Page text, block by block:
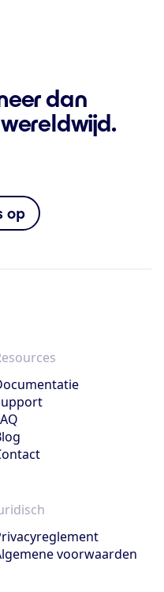
dan
op
voorwaarden